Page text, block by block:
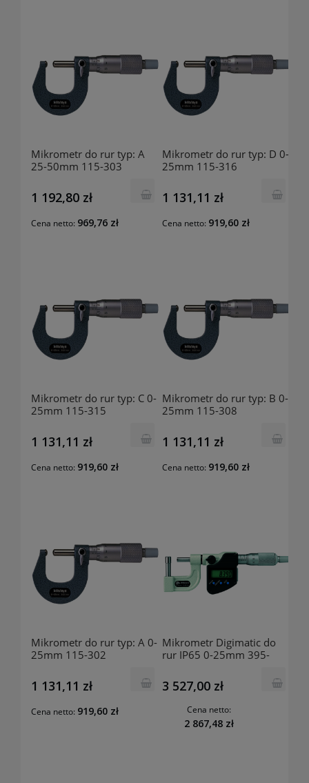
Mikrometr do rur typ: A
25-50mm 115-303
1 192,80 zł
Cena netto: 969,76 zł
Mikrometr do rur typ: D 0-
25mm 115-316
1 131,11 zł
Cena netto: 919,60 zł
Mikrometr do rur typ: C 0-
25mm 115-315
1 131,11 zł
Cena netto: 919,60 zł
Mikrometr do rur typ: B 0-
25mm 115-308
1 131,11 zł
Cena netto: 919,60 zł
Mikrometr do rur typ: A 0-
25mm 115-302
1 131,11 zł
Cena netto: 919,60 zł
Mikrometr Digimatic do
rur IP65 0-25mm 395-
3 527,00 zł
Cena netto:
2 867,48 zł